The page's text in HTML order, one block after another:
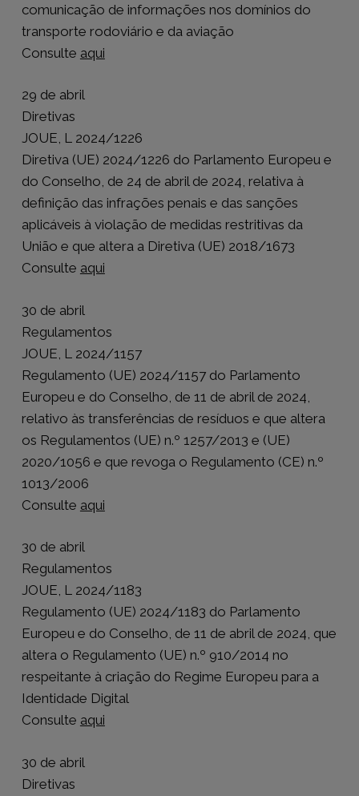
comunicação de informações nos domínios do
transporte rodoviário e da aviação
Consulte aqui
29 de abril
Diretivas
JOUE, L 2024/1226
Diretiva (UE) 2024/1226 do Parlamento Europeu e
do Conselho, de 24 de abril de 2024, relativa à
definição das infrações penais e das sanções
aplicáveis à violação de medidas restritivas da
União e que altera a Diretiva (UE) 2018/1673
Consulte aqui
30 de abril
Regulamentos
JOUE, L 2024/1157
Regulamento (UE) 2024/1157 do Parlamento
Europeu e do Conselho, de 11 de abril de 2024,
relativo às transferências de resíduos e que altera
os Regulamentos (UE) n.º 1257/2013 e (UE)
2020/1056 e que revoga o Regulamento (CE) n.º
1013/2006
Consulte aqui
30 de abril
Regulamentos
JOUE, L 2024/1183
Regulamento (UE) 2024/1183 do Parlamento
Europeu e do Conselho, de 11 de abril de 2024, que
altera o Regulamento (UE) n.º 910/2014 no
respeitante à criação do Regime Europeu para a
Identidade Digital
Consulte aqui
30 de abril
Diretivas